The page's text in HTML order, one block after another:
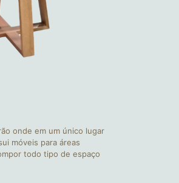
onde em um único lugar
móveis para áreas
todo tipo de espaço